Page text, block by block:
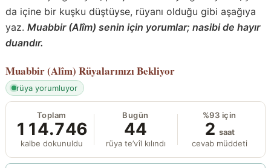
da içine bir kuşku düştüyse, rüyanı olduğu gibi aşağıya
yaz. Muabbir (Alîm) senin için yorumlar; nasibi de hayır
duandır.
Muabbir (Alîm) Rüyalarınızı Bekliyor
rüya yorumluyor
Toplam
114.746
kalbe dokunuldu
Bugün
44
rüya te’vîl kılındı
%93 için
2 saat
cevab müddeti